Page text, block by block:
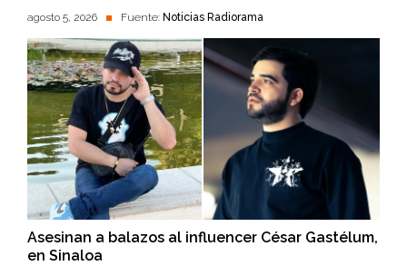
agosto 5, 2026 Fuente: Noticias Radiorama
Asesinan a balazos al influencer César Gastélum,
en Sinaloa